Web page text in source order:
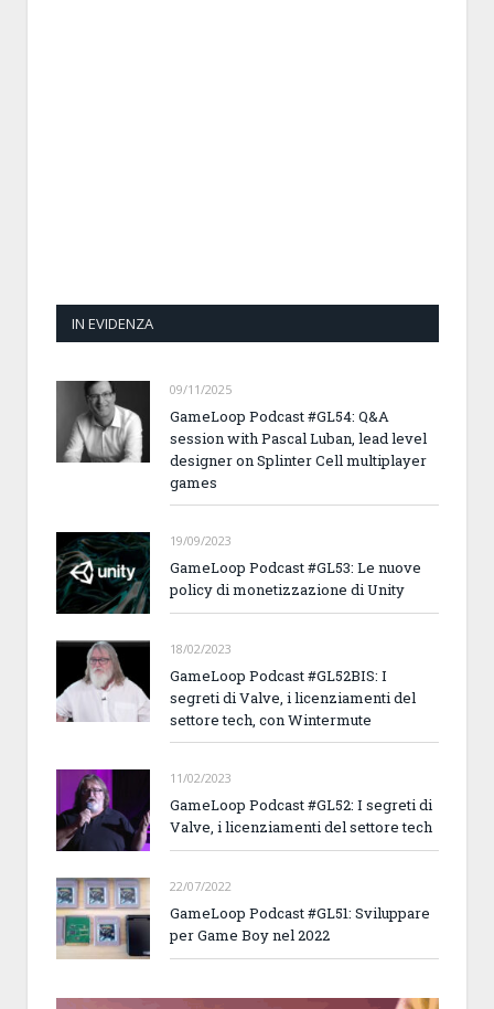
IN EVIDENZA
09/11/2025
GameLoop Podcast #GL54: Q&A
session with Pascal Luban, lead level
designer on Splinter Cell multiplayer
games
19/09/2023
GameLoop Podcast #GL53: Le nuove
policy di monetizzazione di Unity
18/02/2023
GameLoop Podcast #GL52BIS: I
segreti di Valve, i licenziamenti del
settore tech, con Wintermute
11/02/2023
GameLoop Podcast #GL52: I segreti di
Valve, i licenziamenti del settore tech
22/07/2022
GameLoop Podcast #GL51: Sviluppare
per Game Boy nel 2022